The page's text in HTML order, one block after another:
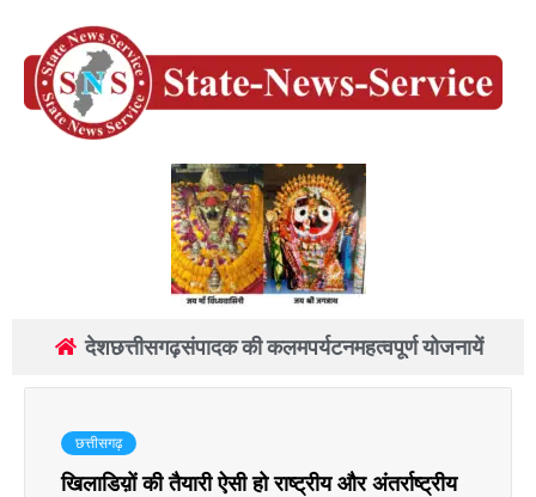
देशछत्तीसगढ़संपादक की कलमपर्यटनमहत्वपूर्ण योजनायें
छत्तीसगढ़
खिलाडिय़ों की तैयारी ऐसी हो राष्ट्रीय और अंतर्राष्ट्रीय